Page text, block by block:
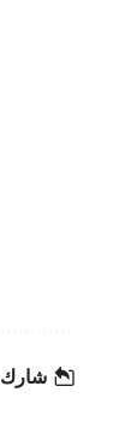
شارك